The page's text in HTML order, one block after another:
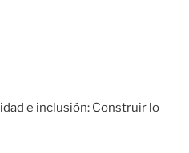
e inclusión: Construir lo